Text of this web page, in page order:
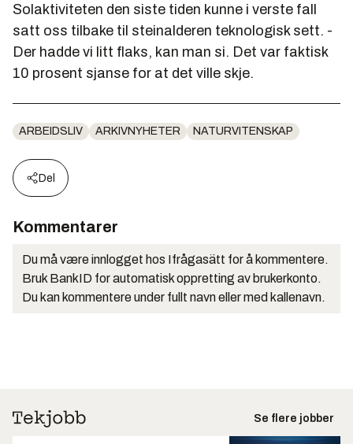
Solaktiviteten den siste tiden kunne i verste fall
satt oss tilbake til steinalderen teknologisk sett. -
Der hadde vi litt flaks, kan man si. Det var faktisk
10 prosent sjanse for at det ville skje.
ARBEIDSLIV ARKIVNYHETER NATURVITENSKAP
Del
Kommentarer
Du må være innlogget hos Ifrågasätt for å kommentere.
Bruk BankID for automatisk oppretting av brukerkonto.
Du kan kommentere under fullt navn eller med kallenavn.
Se flere jobber